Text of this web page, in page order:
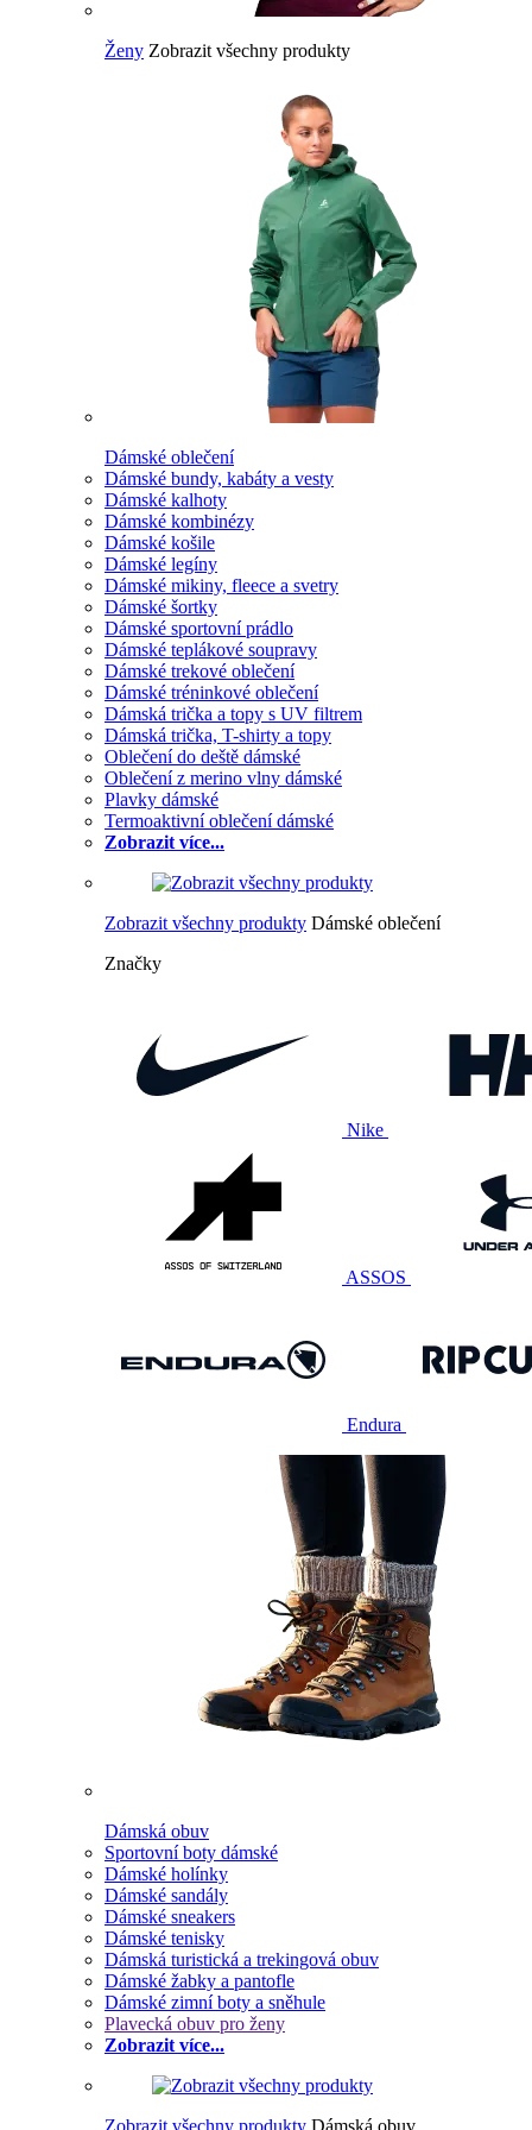
Ženy Zobrazit všechny produkty
Dámské oblečení
Dámské bundy, kabáty a vesty
Dámské kalhoty
Dámské kombinézy
Dámské košile
Dámské legíny
Dámské mikiny, fleece a svetry
Dámské šortky
Dámské sportovní prádlo
Dámské teplákové soupravy
Dámské trekové oblečení
Dámské tréninkové oblečení
Dámská trička a topy s UV filtrem
Dámská trička, T-shirty a topy
Oblečení do deště dámské
Oblečení z merino vlny dámské
Plavky dámské
Termoaktivní oblečení dámské
Zobrazit více...
Zobrazit všechny produkty Dámské oblečení
Značky
Nike
ASSOS
Endura
Dámská obuv
Sportovní boty dámské
Dámské holínky
Dámské sandály
Dámské sneakers
Dámské tenisky
Dámská turistická a trekingová obuv
Dámské žabky a pantofle
Dámské zimní boty a sněhule
Plavecká obuv pro ženy
Zobrazit více...
Zobrazit všechny produkty Dámská obuv